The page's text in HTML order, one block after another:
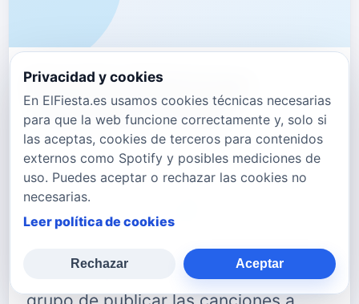
Ilegales Estrenan
"Juancho Canal"
LEGALES siguen produciendo nuevas
canciones, aprovechando el obligado
parón de la gira, debido a las
vivir. Cumpliendo con el deseo del
Privacidad y cookies
En ElFiesta.es usamos cookies técnicas necesarias
para que la web funcione correctamente y, solo si
las aceptas, cookies de terceros para contenidos
externos como Spotify y posibles mediciones de
uso. Puedes aceptar o rechazar las cookies no
necesarias.
Leer política de cookies
Rechazar Aceptar